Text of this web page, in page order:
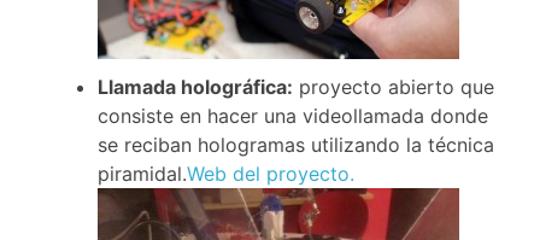
Llamada holográfica: proyecto abierto que
consiste en hacer una videollamada donde
se reciban hologramas utilizando la técnica
piramidal.Web del proyecto.